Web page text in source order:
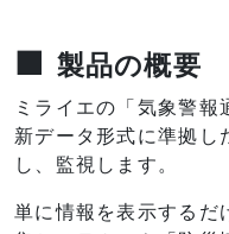
■ 製品の概要
ミライエの「気象警
新データ形式に準拠し
し、監視します。
単に情報を表示するだ